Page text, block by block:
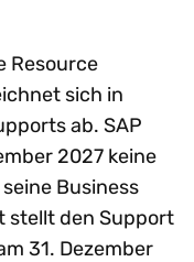
Resource
sich in
ab. SAP
2027 keine
Business
stellt den Support
31. Dezember